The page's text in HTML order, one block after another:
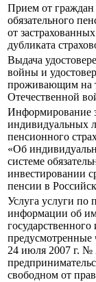
Прием от граждан
обязательного
от
дубликата
Выдача
войны и
проживающим на
Отечественной
Информирование
индивидуальных
пенсионного
«Об
системе
инвестировании
пенсии в
Услуга услуги по
информации об
предусмотренные
24 июля 2007 г. №
свободном от